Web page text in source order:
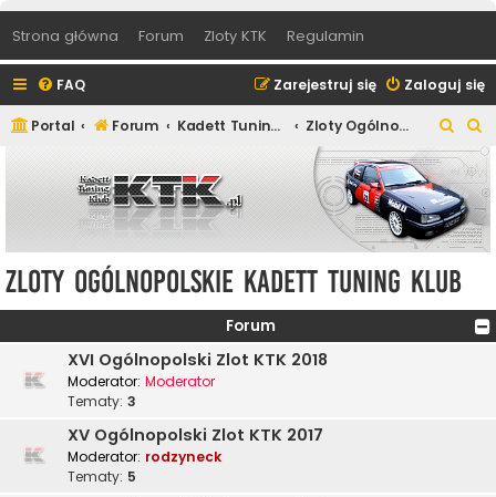
Strona główna Forum Zloty KTK Regulamin
FAQ Zaloguj się
Zarejestruj się
Portal Forum Kadett Tuning Klub Zloty Ogólnopolskie Kadett Tuning Klub
z
u
k
z
u
k
a
j
Zloty Ogólnopolskie Kadett Tuning Klub
Forum
XVI Ogólnopolski Zlot KTK 2018
Moderator: Moderator
Tematy: 3
XV Ogólnopolski Zlot KTK 2017
Moderator: rodzyneck
Tematy: 5